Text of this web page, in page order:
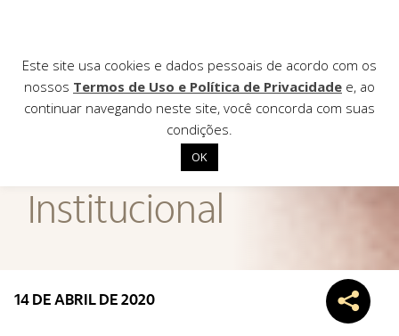
Institucional
Institucional
14 DE ABRIL DE 2020
Este site usa cookies e dados pessoais de acordo com os
nossos Termos de Uso e Política de Privacidade e, ao
continuar navegando neste site, você concorda com suas
condições.
OK